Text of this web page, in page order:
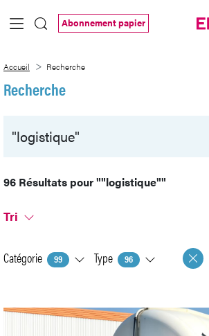
Saut au contenu principal
Abonnement papier
Accueil Recherche
Recherche
96 Résultats pour""logistique""
Tri
Catégorie 99 Type 96